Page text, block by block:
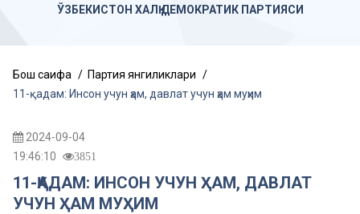
ЎЗБЕКИСТОН ХАЛҚ ДЕМОКРАТИК ПАРТИЯСИ
Бош саҳифа
Партия янгиликлари
11-қадам: Инсон учун ҳам, давлат учун ҳам муҳим
2024-09-04
19:46:10
3851
11-ҚАДАМ: ИНСОН УЧУН ҲАМ, ДАВЛАТ
УЧУН ҲАМ МУҲИМ